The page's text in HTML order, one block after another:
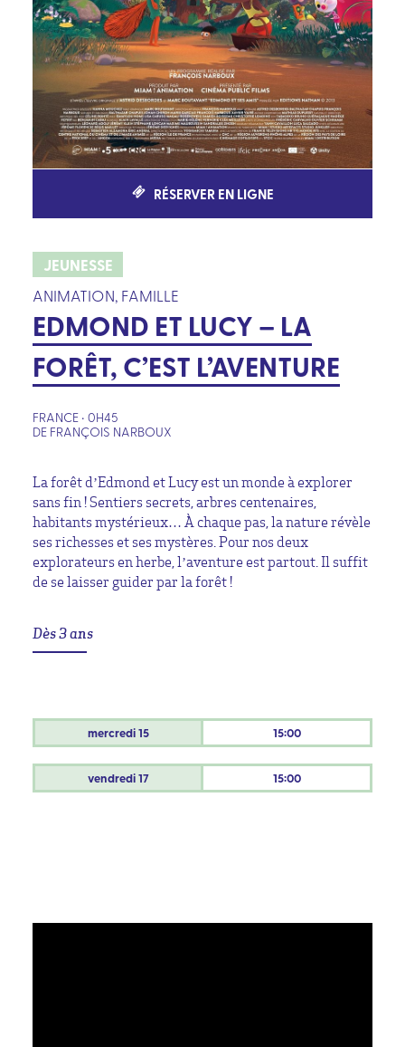
RÉSERVER EN LIGNE
JEUNESSE
ANIMATION, FAMILLE
EDMOND ET LUCY – LA
FORÊT, C’EST L’AVENTURE
FRANCE • 0H45
DE FRANÇOIS NARBOUX
La forêt d’Edmond et Lucy est un monde à explorer
sans fin ! Sentiers secrets, arbres centenaires,
habitants mystérieux… À chaque pas, la nature révèle
ses richesses et ses mystères. Pour nos deux
explorateurs en herbe, l’aventure est partout. Il suffit
de se laisser guider par la forêt !
Dès 3 ans
mercredi15 15:00
vendredi17 15:00